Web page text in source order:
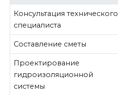
Консультация технического
специалиста
Составление сметы
Проектирование
гидроизоляционной
системы